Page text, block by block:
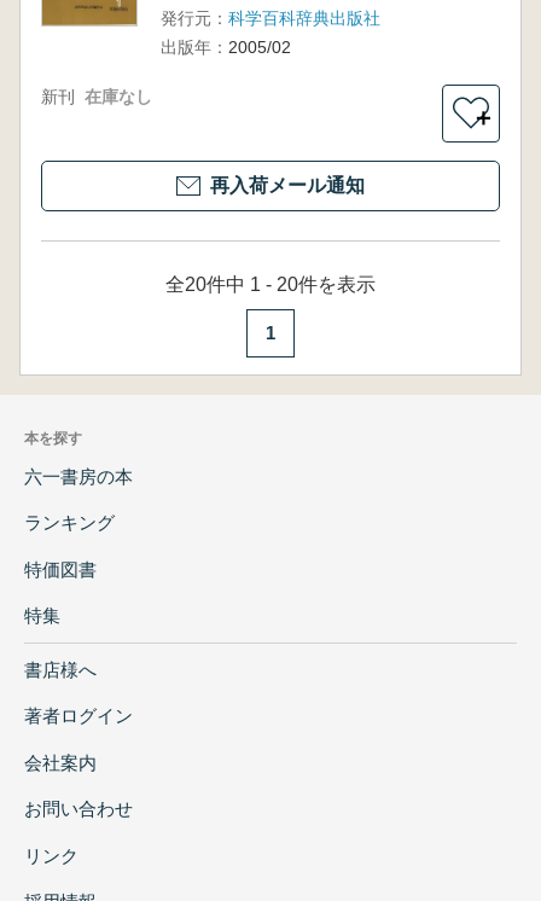
発行元： 科学百科辞典出版社
出版年： 2005/02
新刊 在庫なし
＋
再入荷メール通知
全20件中 1 - 20件を表示
1
本を探す
六一書房の本
ランキング
特価図書
特集
書店様へ
著者ログイン
会社案内
お問い合わせ
リンク